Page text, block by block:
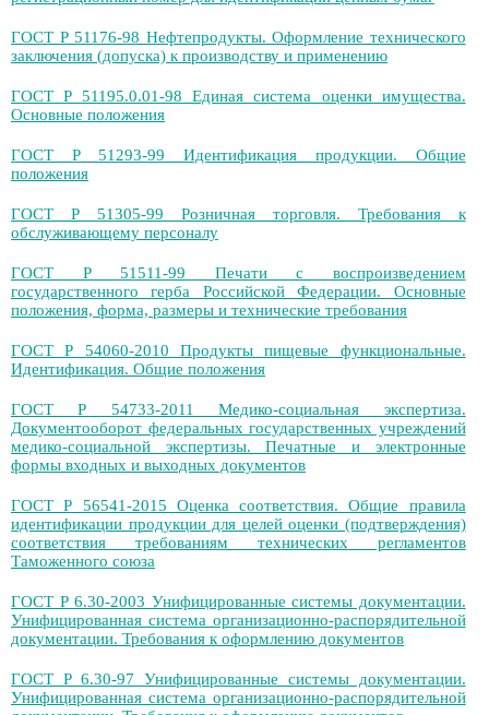
ГОСТ Р 51176-98 Нефтепродукты. Оформление технического
заключения (допуска) к производству и применению
ГОСТ Р 51195.0.01-98 Единая система оценки имущества.
Основные положения
ГОСТ Р 51293-99 Идентификация продукции. Общие
положения
ГОСТ Р 51305-99 Розничная торговля. Требования к
обслуживающему персоналу
ГОСТ Р 51511-99 Печати с воспроизведением
государственного герба Российской Федерации. Основные
положения, форма, размеры и технические требования
ГОСТ Р 54060-2010 Продукты пищевые функциональные.
Идентификация. Общие положения
ГОСТ Р 54733-2011 Медико-социальная экспертиза.
Документооборот федеральных государственных учреждений
медико-социальной экспертизы. Печатные и электронные
формы входных и выходных документов
ГОСТ Р 56541-2015 Оценка соответствия. Общие правила
идентификации продукции для целей оценки (подтверждения)
соответствия требованиям технических регламентов
Таможенного союза
ГОСТ Р 6.30-2003 Унифицированные системы документации.
Унифицированная система организационно-распорядительной
документации. Требования к оформлению документов
ГОСТ Р 6.30-97 Унифицированные системы документации.
Унифицированная система организационно-распорядительной